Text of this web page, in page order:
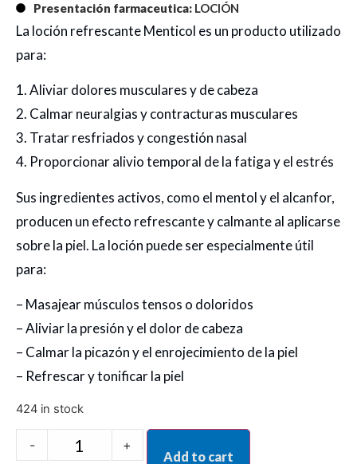
Presentación farmaceutica: LOCIÓN
La loción refrescante Menticol es un producto utilizado
para:
1. Aliviar dolores musculares y de cabeza
2. Calmar neuralgias y contracturas musculares
3. Tratar resfriados y congestión nasal
4. Proporcionar alivio temporal de la fatiga y el estrés
Sus ingredientes activos, como el mentol y el alcanfor,
producen un efecto refrescante y calmante al aplicarse
sobre la piel. La loción puede ser especialmente útil
para:
– Masajear músculos tensos o doloridos
– Aliviar la presión y el dolor de cabeza
– Calmar la picazón y el enrojecimiento de la piel
– Refrescar y tonificar la piel
424 in stock
- +
Add to cart